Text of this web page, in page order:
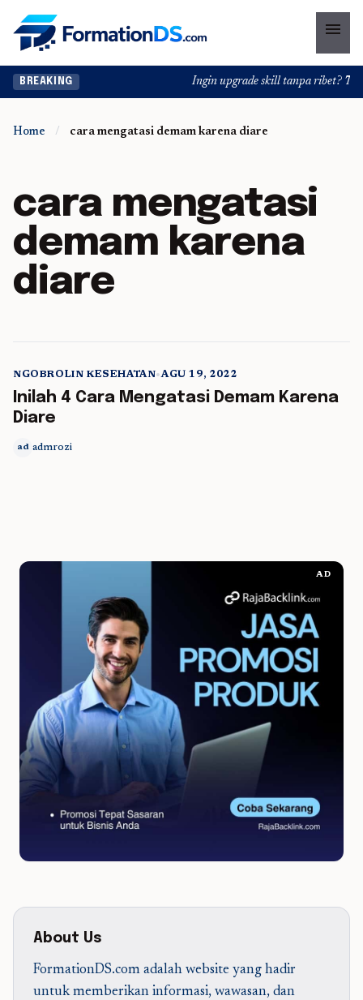
menu
BREAKING Ingin upgrade skill tanpa ribet?
Home / cara mengatasi demam karena diare
cara mengatasi
demam karena
diare
5 min read
NGOBROLIN KESEHATAN•AGU 19, 2022
Inilah 4 Cara Mengatasi Demam Karena
Diare
ad admrozi
AD
About Us
FormationDS.com adalah website yang hadir
untuk memberikan informasi, wawasan, dan